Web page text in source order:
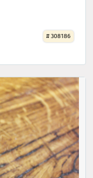
# 308186